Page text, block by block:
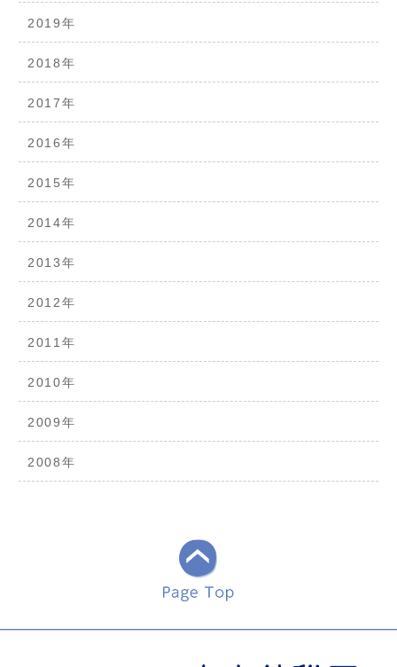
2019年
2018年
2017年
2016年
2015年
2014年
2013年
2012年
2011年
2010年
2009年
2008年